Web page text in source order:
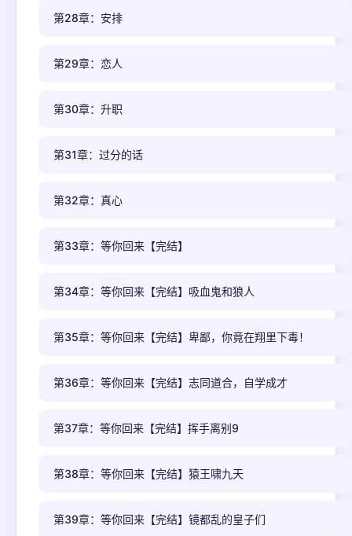
第28章：安排
第29章：恋人
第30章：升职
第31章：过分的话
第32章：真心
第33章：等你回来【完结】
第34章：等你回来【完结】吸血鬼和狼人
第35章：等你回来【完结】卑鄙，你竟在翔里下毒！
第36章：等你回来【完结】志同道合，自学成才
第37章：等你回来【完结】挥手离别9
第38章：等你回来【完结】猿王啸九天
第39章：等你回来【完结】镜都乱的皇子们